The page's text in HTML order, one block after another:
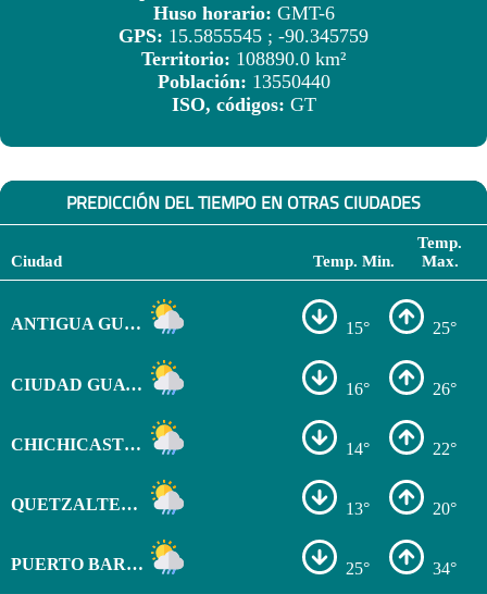
Huso horario: GMT-6
GPS: 15.5855545 ; -90.345759
Territorio: 108890.0 km²
Población: 13550440
ISO, códigos: GT
PREDICCIÓN DEL TIEMPO EN OTRAS CIUDADES
Ciudad Temp. Min.
Temp.
Max.
ANTIGUA GUATEMALA 15° 25°
CIUDAD GUATEMALA 16° 26°
CHICHICASTENANGO 14° 22°
QUETZALTENANGO 13° 20°
PUERTO BARRIOS 25° 34°